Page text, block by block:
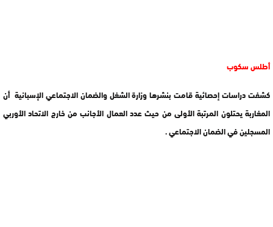
أطلس سكوب
كشفت دراسات إحصائية قامت بنشرها وزارة الشغل والضمان الاجتماعي الإسبانية أن
المغاربة يحتلون المرتبة الأولى من حيث عدد العمال الأجانب من خارج الاتحاد الأوربي
المسجلين في الضمان الاجتماعي .